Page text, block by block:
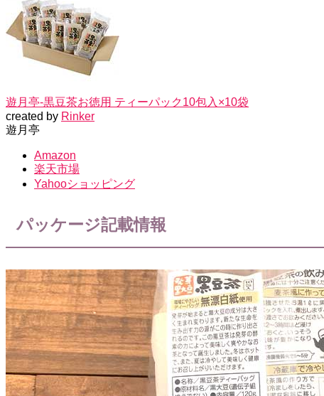
遊月亭-黒豆茶お徳用 ティーパック10包入×10袋
created by Rinker
遊月亭
Amazon
楽天市場
Yahooショッピング
パッケージ記載情報